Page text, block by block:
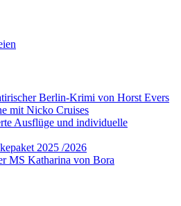
Berlin-Krimi von Horst Evers
mit Nicko Cruises
Ausflüge und individuelle
2025 /2026
MS Katharina von Bora